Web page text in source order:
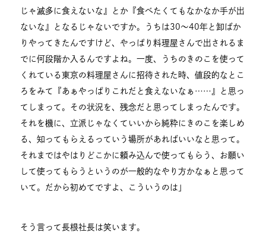
じゃ滅多に食えないな』とか『食べたくてもなかなか手が出
ないな』となるじゃないですか。うちは30～40年と卸ばか
りやってきたんですけど、やっぱり料理屋さんで出されるま
でに何段階か入るんですよね。一度、うちのきのこを使って
くれている東京の料理屋さんに招待された時、値段的なとこ
ろをみて『あぁやっぱりこれだと食えないなぁ……』と思っ
てしまって。その状況を、残念だと思ってしまったんです。
それを機に、立派じゃなくていいから純粋にきのこを楽しめ
る、知ってもらえるっていう場所があればいいなと思って。
それまではやはりどこかに頼み込んで使ってもらう、お願い
して使ってもらうというのが一般的なやり方かなぁと思って
いて。だから初めてですよ、こういうのは」
そう言って長根社長は笑います。